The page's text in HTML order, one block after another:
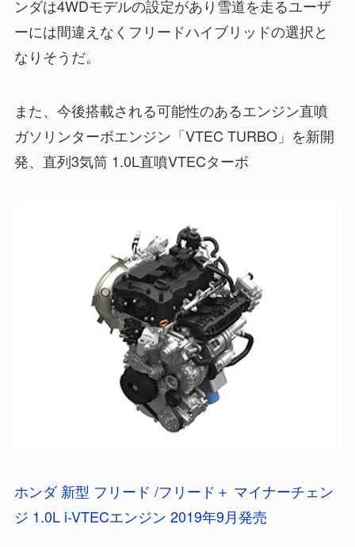
ンダは4WDモデルの設定があり雪道を走るユーザ
ーには間違えなくフリードハイブリッドの選択と
なりそうだ。
また、今後搭載される可能性のあるエンジン直噴
ガソリンターボエンジン「VTEC TURBO」を新開
発、直列3気筒 1.0L直噴VTECターボ
ホンダ 新型 フリード /フリード＋ マイナーチェン
ジ 1.0L i-VTECエンジン 2019年9月発売